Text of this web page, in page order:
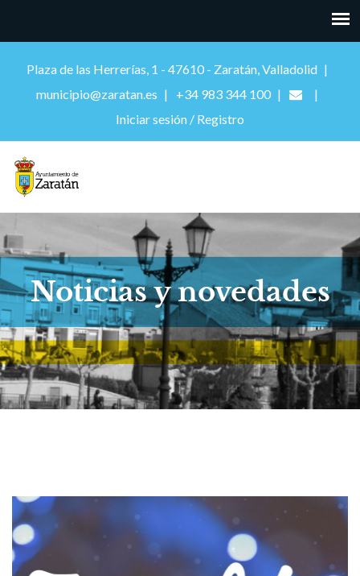
Plaza de las Herrerías, 1 - 47610 - Zaratán, Valladolid
municipio@zaratan.es
+34 983 344 100
Iniciar sesión / Registro
Noticias y novedades